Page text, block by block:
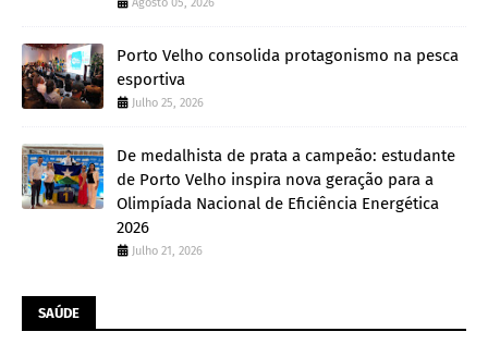
Porto Velho consolida protagonismo na pesca
esportiva
Julho 25, 2026
De medalhista de prata a campeão: estudante
de Porto Velho inspira nova geração para a
Olimpíada Nacional de Eficiência Energética
2026
Julho 21, 2026
SAÚDE